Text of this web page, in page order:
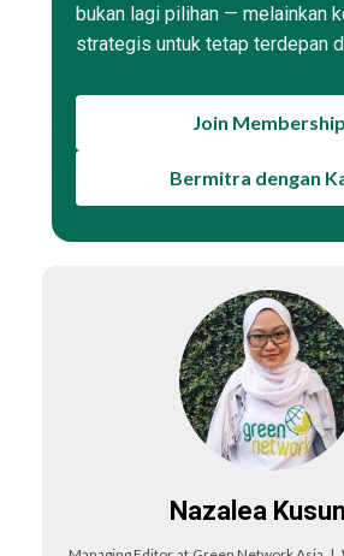
bukan lagi pilihan — melainkan
strategis untuk tetap terdepan
Join Membership
Bermitra dengan
Nazalea